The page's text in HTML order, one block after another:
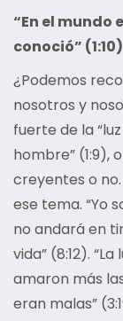
“En el mundo
conoció” (1:10)
¿Podemos
nosotros y
fuerte de la
hombre” (1:9),
creyentes o
ese tema. “Yo
no andará en
vida” (8:12).
amaron más
eran malas”